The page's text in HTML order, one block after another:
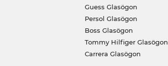
Guess Glasögon
Persol Glasögon
Boss Glasögon
Tommy Hilfiger Glasögon
Carrera Glasögon